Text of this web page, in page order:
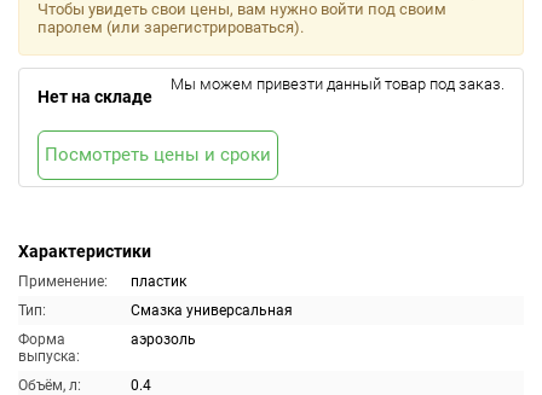
Характеристики
Применение:
пластик
Тип:
Смазка универсальная
Форма
выпуска:
аэрозоль
Объём, л:
0.4
Чтобы увидеть свои цены, вам нужно войти под своим
паролем (или зарегистрироваться).
Нет на складе
Мы можем привезти данный товар под заказ.
Посмотреть цены и сроки